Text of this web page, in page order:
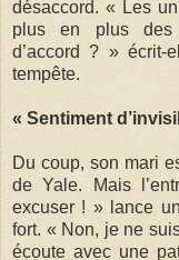
désaccord. « Les
plus en plus des
d’accord ? » écrit-
tempête.
« Sentiment
Du coup, son mari
de Yale. Mais
excuser ! » lance
fort. « Non, je ne
écoute avec une